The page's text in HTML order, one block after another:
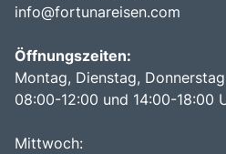
info@fortunareisen.com
Öffnungszeiten:
Montag, Dienstag,
08:00-12:00 und 14:00-18:00
Mittwoch: